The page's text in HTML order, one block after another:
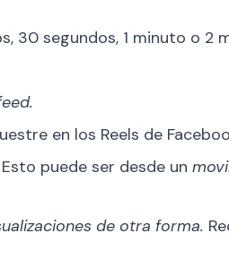
30 segundos, 1 minuto o 2
en los Reels de
puede ser desde un
de otra forma.